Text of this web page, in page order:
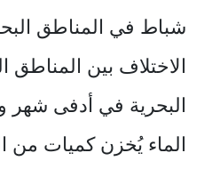
شباط في المناطق
الاختلاف بين المناطق
البحرية في أدفى شهر
الماء يُخزن كميات من